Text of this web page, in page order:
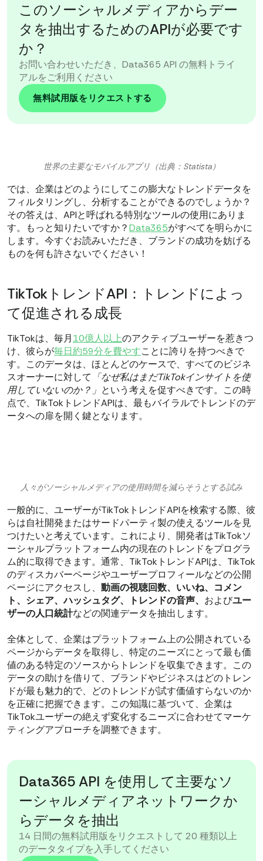
このソーシャルメディアからデー
タを抽出するためのAPIが必要です
か？
お問い合わせいただき、Data365 API の無料トライ
アルをご利用ください
無料試用版をリクエストする
世界の主要なモバイルアプリ（出典：Statista）
では、企業はどのようにしてこの膨大なトレンドデータを
フィルタリングし、分析することができるのでしょうか？
その答えは、APIと呼ばれる特別なツールの使用にありま
す。もっと知りたいですか？Data365がすべてを明らかに
します。今すぐお読みいただき、ブランドの成功を妨げる
ものを何も許さないでください！
TikTokトレンドAPI：トレンドによっ
て促進される成長
TikTokは、毎月10億人以上のアクティブユーザーを惹きつ
け、彼らが毎日約59分を費やすことに誇りを持つべきで
す。このデータは、ほとんどのケースで、すべてのビジネ
スオーナーに対して 「なぜ私はまだTikTokインサイトを使
用していないのか？」 という考えを促すべきです。この時
点で、TikTokトレンドAPIは、最もバイラルでトレンドのデ
ータへの扉を開く鍵となります。
人々がソーシャルメディアの使用時間を減らそうとする試み
一般的に、ユーザーがTikTokトレンドAPIを検索する際、彼
らは自社開発またはサードパーティ製の使えるツールを見
つけたいと考えています。これにより、開発者はTikTokソ
ーシャルプラットフォーム内の現在のトレンドをプログラ
ム的に取得できます。通常、TikTokトレンドAPIは、TikTok
のディスカバーページやユーザープロフィールなどの公開
ページにアクセスし、 動画の視聴回数、いいね、コメン
ト、シェア、ハッシュタグ、トレンドの音声、 およびユー
ザーの人口統計などの関連データを抽出します。
全体として、企業はプラットフォーム上の公開されている
ページからデータを取得し、特定のニーズにとって最も価
値のある特定のソースからトレンドを収集できます。この
データの助けを借りて、ブランドやビジネスはどのトレン
ドが最も魅力的で、どのトレンドが試す価値すらないのか
を正確に把握できます。この知識に基づいて、企業は
TikTokユーザーの絶えず変化するニーズに合わせてマーケ
ティングアプローチを調整できます。
Data365 API を使用して主要なソ
ーシャルメディアネットワークか
らデータを抽出
14 日間の無料試用版をリクエストして 20 種類以上
のデータタイプを入手してください